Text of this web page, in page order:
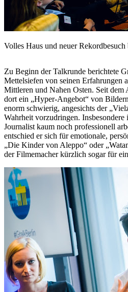
Volles Haus und neuer
Zu Beginn der Talkrunde berichtete
Mettelsiefen von seinen Erfahrungen
Mittleren und Nahen Osten. Seit dem
dort ein „Hyper-Angebot“ von
enorm schwierig, angesichts der
Wahrheit vorzudringen. Insbesondere
Journalist kaum noch professionell
entschied er sich für emotionale,
„Die Kinder von Aleppo“ oder
der Filmemacher kürzlich sogar für